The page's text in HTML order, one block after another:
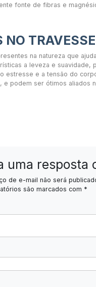
fonte de fibras e
NO
na natureza que
a leveza e
estresse e a tensão do
e podem ser ótimos aliados
uma resposta
de e-mail não será
são marcados com *